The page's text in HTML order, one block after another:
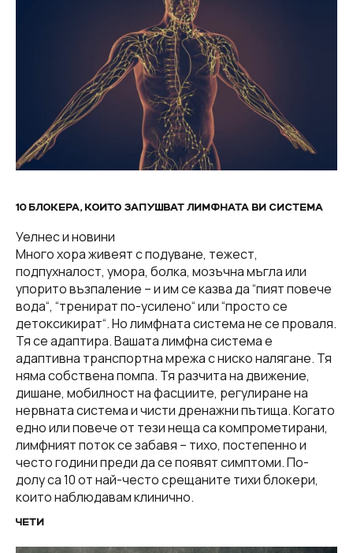
10 БЛОКЕРА, КОИТО ЗАПУШВАТ ЛИМФНАТА ВИ СИСТЕМА
Уелнес и новини
Много хора живеят с подуване, тежест,
подпухналост, умора, болка, мозъчна мъгла или
упорито възпаление – и им се казва да “пият повече
вода“, “тренират по-усилено“ или “просто се
детоксикират“. Но лимфната система не се проваля.
Тя се адаптира. Вашата лимфна система е
адаптивна транспортна мрежа с ниско налягане. Тя
няма собствена помпа. Тя разчита на движение,
дишане, мобилност на фасциите, регулиране на
нервната система и чисти дренажни пътища. Когато
едно или повече от тези неща са компрометирани,
лимфният поток се забавя – тихо, постепенно и
често години преди да се появят симптоми. По-
долу са 10 от най-често срещаните тихи блокери,
които наблюдавам клинично.
ЧЕТИ